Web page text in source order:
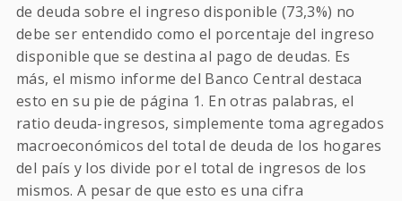
de deuda sobre el ingreso disponible (73,3%) no
debe ser entendido como el porcentaje del ingreso
disponible que se destina al pago de deudas. Es
más, el mismo informe del Banco Central destaca
esto en su pie de página 1. En otras palabras, el
ratio deuda-ingresos, simplemente toma agregados
macroeconómicos del total de deuda de los hogares
del país y los divide por el total de ingresos de los
mismos. A pesar de que esto es una cifra